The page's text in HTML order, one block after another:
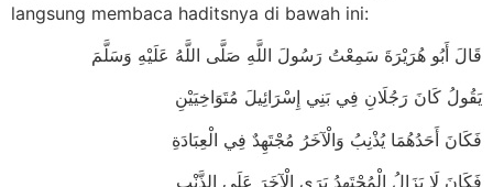
langsung membaca haditsnya di bawah ini:
قَالَ أَبُو هُرَيْرَةَ سَمِعْتُ رَسُولَ اللَّهِ صَلَّى اللَّهُ عَلَيْهِ وَسَلَّمَ
يَقُولُ كَانَ رَجُلَانِ فِي بَنِي إِسْرَائِيلَ مُتَوَاخِيَيْنِ
فَكَانَ أَحَدُهُمَا يُذْنِبُ وَالْآخَرُ مُجْتَهِدٌ فِي الْعِبَادَةِ
فَكَانَ لَا يَزَالُ الْمُجْتَهِدُ يَرَى الْآخَرَ عَلَى الذَّنْبِ